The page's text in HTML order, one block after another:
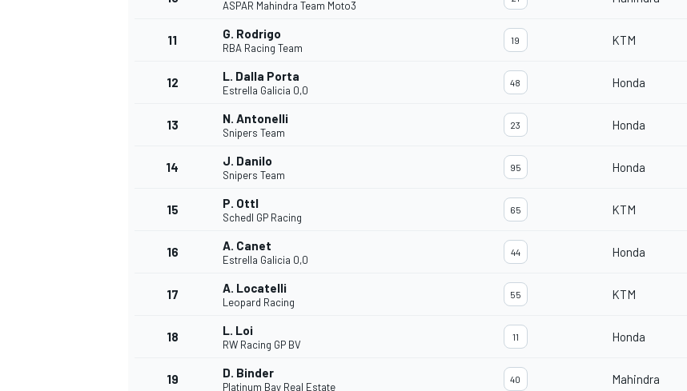
MONOPOSTO
ASPAR Mahindra Team Moto3
11 G. Rodrigo
RBA Racing Team
19 KTM
12 L. Dalla Porta
Estrella Galicia 0,0
48 Honda
13 N. Antonelli
Snipers Team
23 Honda
14 J. Danilo
Snipers Team
95 Honda
15 P. Ottl
Schedl GP Racing
65 KTM
16 A. Canet
Estrella Galicia 0,0
44 Honda
17 A. Locatelli
Leopard Racing
55 KTM
18 L. Loi
RW Racing GP BV
11 Honda
19 D. Binder
Platinum Bay Real Estate
40 Mahindra